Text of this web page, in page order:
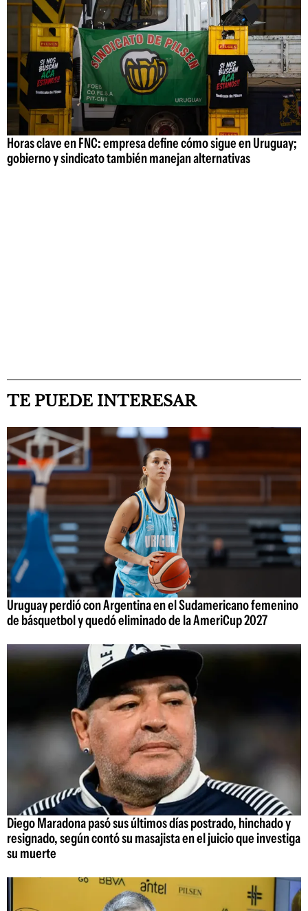
Horas clave en FNC: empresa define cómo sigue en Uruguay;
gobierno y sindicato también manejan alternativas
TE PUEDE INTERESAR
Uruguay perdió con Argentina en el Sudamericano femenino
de básquetbol y quedó eliminado de la AmeriCup 2027
Diego Maradona pasó sus últimos días postrado, hinchado y
resignado, según contó su masajista en el juicio que investiga
su muerte